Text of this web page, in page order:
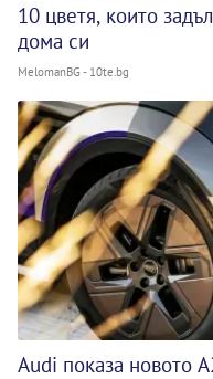
10 цветя, които
дома си
MelomanBG - 10te.bg
Audi показа новото